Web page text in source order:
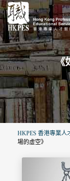
《
HKPES 香港專業人
場的虛空》